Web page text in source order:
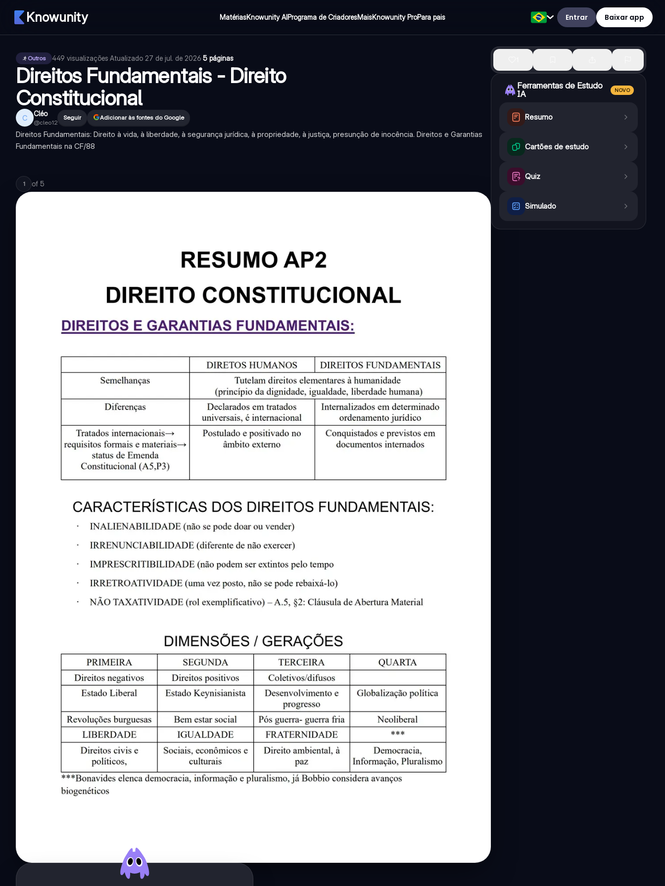
Knowunity MatériasKnowunity AIPrograma de CriadoresMaisKnowunity ProPara pais Entrar Baixar app
Outros 449 visualizações·Atualizado 27 de jul. de 2026·5 páginas
Direitos Fundamentais - Direito
Constitucional
C Cléo
@cleo12
Seguir Adicionar às fontes do Google
Direitos Fundamentais: Direito à vida, à liberdade, à segurança jurídica, à propriedade, à justiça, presunção de inocência. Direitos e Garantias
Fundamentais na CF/88
1 of 5
Ferramentas de Estudo
IA
NOVO
Resumo
Cartões de estudo
Quiz
Simulado